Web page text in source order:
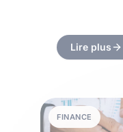
Lire plus
FINANCE